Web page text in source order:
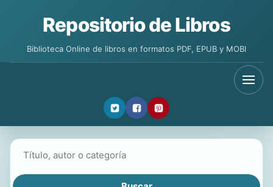
Repositorio de Libros
Biblioteca Online de libros en formatos PDF, EPUB y MOBI